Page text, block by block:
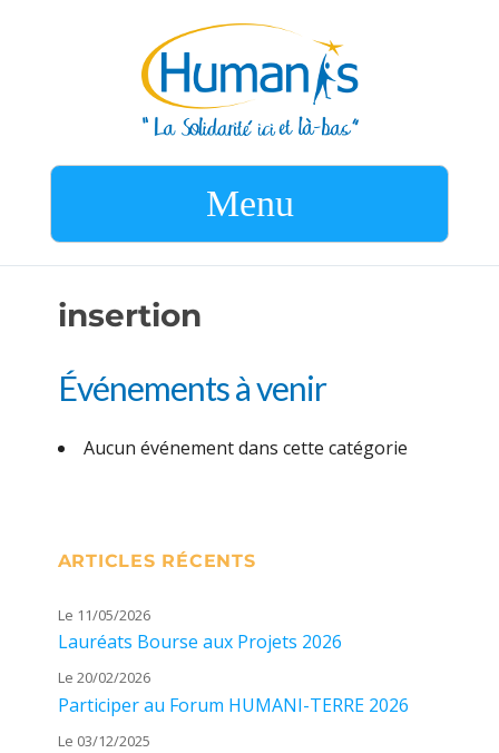
Menu
insertion
Événements à venir
Aucun événement dans cette catégorie
ARTICLES RÉCENTS
Le 11/05/2026
Lauréats Bourse aux Projets 2026
Le 20/02/2026
Participer au Forum HUMANI-TERRE 2026
Le 03/12/2025